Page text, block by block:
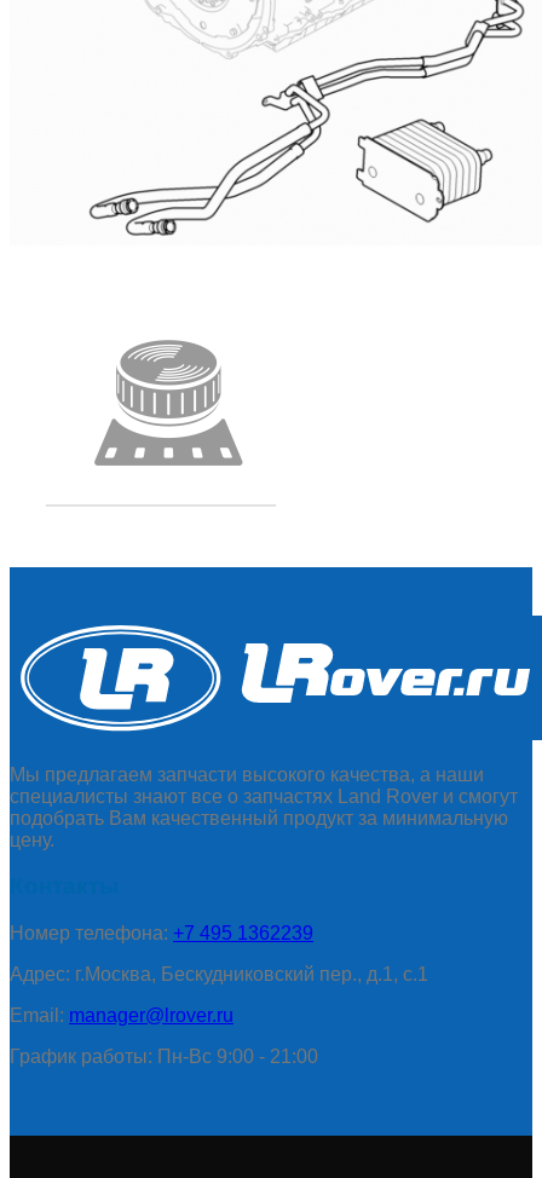
Мы предлагаем запчасти высокого качества, а наши
специалисты знают все о запчастях Land Rover и смогут
подобрать Вам качественный продукт за минимальную
цену.
Номер телефона: +7 495 1362239
Адрес: г.Москва, Бескудниковский пер., д.1, с.1
Email: manager@lrover.ru
График работы: Пн-Вс 9:00 - 21:00